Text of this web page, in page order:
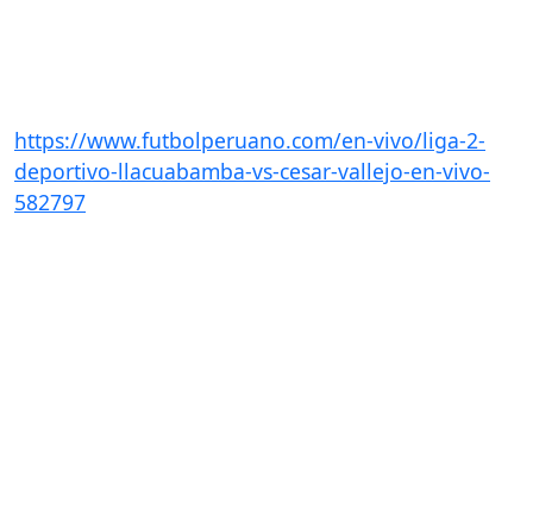
https://www.futbolperuano.com/en-vivo/liga-2-
deportivo-llacuabamba-vs-cesar-vallejo-en-vivo-
582797